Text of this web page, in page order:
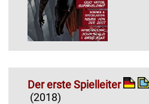
Der erste Spielleiter
(2018)